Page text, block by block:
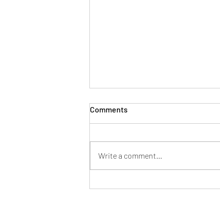
Mentor en tu nueva pega
Comments
Write a comment...